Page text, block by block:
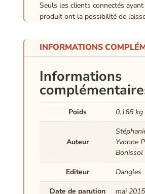
Seuls les clients connectés ayant
produit ont la possibilité de
INFORMATIONS
Informations
Poids 0,168 kg
Auteur
Yvonne
Bonissol
Editeur
Dangles
Date de parution
mai 2015